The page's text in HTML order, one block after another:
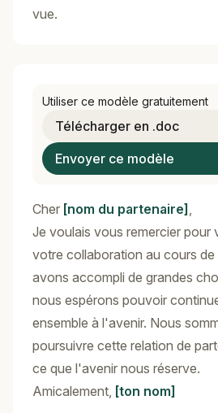
vue.
Utiliser ce modèle gratuitement
Télécharger en .doc
Envoyer ce modèle
Cher [nom du partenaire] ,
Je voulais vous remercier pour
votre collaboration au cours
avons accompli de grandes
nous espérons pouvoir
ensemble à l'avenir. Nous
poursuivre cette relation de
ce que l'avenir nous réserve.
Amicalement, [ton nom]